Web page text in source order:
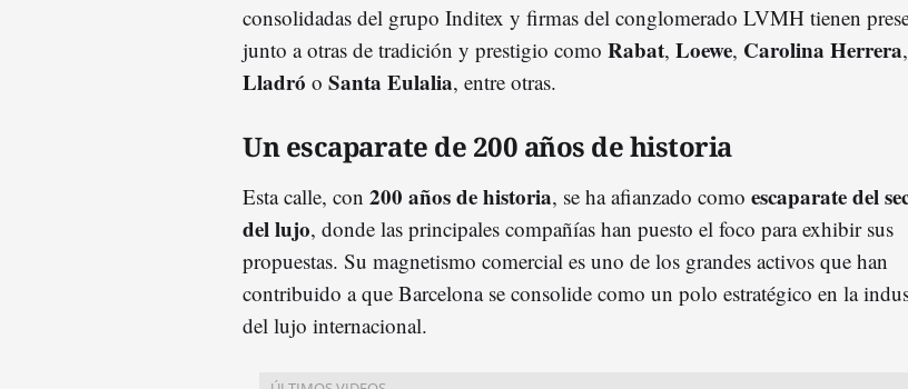
consolidadas del grupo Inditex y firmas del conglomerado LVMH tienen
junto a otras de tradición y prestigio como Rabat, Loewe, Carolina Herrera,
Lladró o Santa Eulalia, entre otras.
Un escaparate de 200 años de historia
Esta calle, con 200 años de historia, se ha afianzado como escaparate del
del lujo, donde las principales compañías han puesto el foco para exhibir sus
propuestas. Su magnetismo comercial es uno de los grandes activos que han
contribuido a que Barcelona se consolide como un polo estratégico en la
del lujo internacional.